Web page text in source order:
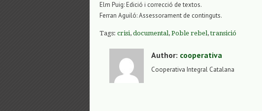
Elm Puig: Edició i correcció de textos.
Ferran Aguiló: Assessorament de continguts.
Tags: crisi, documental, Poble rebel,transició
Author: cooperativa
Cooperativa Integral Catalana